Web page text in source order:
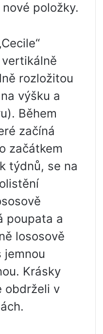
položky.
rozložitou
výšku a
Během
začíná
začátkem
týdnů, se na
poupata a
lososově
jemnou
Krásky
obdrželi v